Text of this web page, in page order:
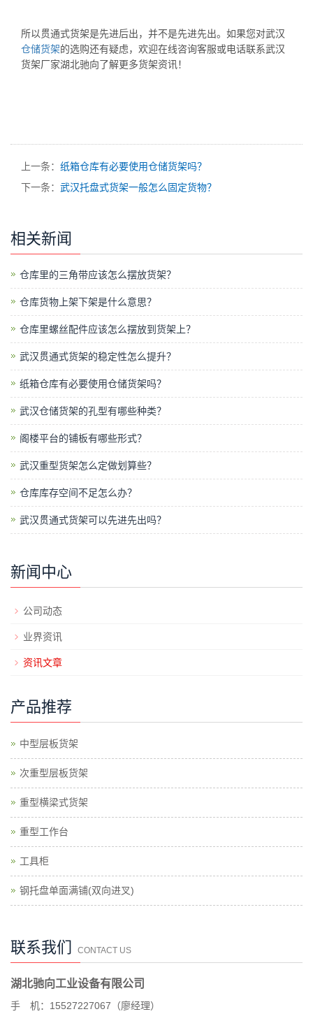
所以贯通式货架是先进后出，并不是先进先出。如果您对武汉
仓储货架的选购还有疑虑，欢迎在线咨询客服或电话联系武汉
货架厂家湖北驰向了解更多货架资讯！
上一条： 纸箱仓库有必要使用仓储货架吗？
下一条： 武汉托盘式货架一般怎么固定货物？
相关新闻
仓库里的三角带应该怎么摆放货架？
仓库货物上架下架是什么意思？
仓库里螺丝配件应该怎么摆放到货架上？
武汉贯通式货架的稳定性怎么提升？
纸箱仓库有必要使用仓储货架吗？
武汉仓储货架的孔型有哪些种类？
阁楼平台的铺板有哪些形式？
武汉重型货架怎么定做划算些？
仓库库存空间不足怎么办？
武汉贯通式货架可以先进先出吗？
新闻中心
公司动态
业界资讯
资讯文章
产品推荐
中型层板货架
次重型层板货架
重型横梁式货架
重型工作台
工具柜
钢托盘单面满铺(双向进叉)
联系我们 CONTACT US
湖北驰向工业设备有限公司
手 机：15527227067（廖经理）